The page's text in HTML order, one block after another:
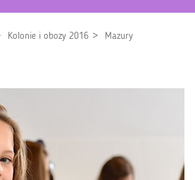
Kolonie i obozy 2016
Mazury